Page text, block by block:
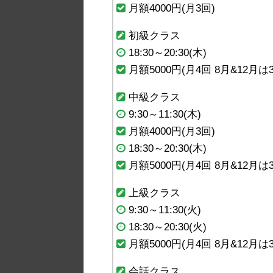
月額4000円(月3回)
初級クラス
18:30～20:30(木)
月額5000円(月4回 8月&12月は
中級クラス
9:30～11:30(木)
月額4000円(月3回)
18:30～20:30(木)
月額5000円(月4回 8月&12月は
上級クラス
9:30～11:30(火)
18:30～20:30(火)
月額5000円(月4回 8月&12月は